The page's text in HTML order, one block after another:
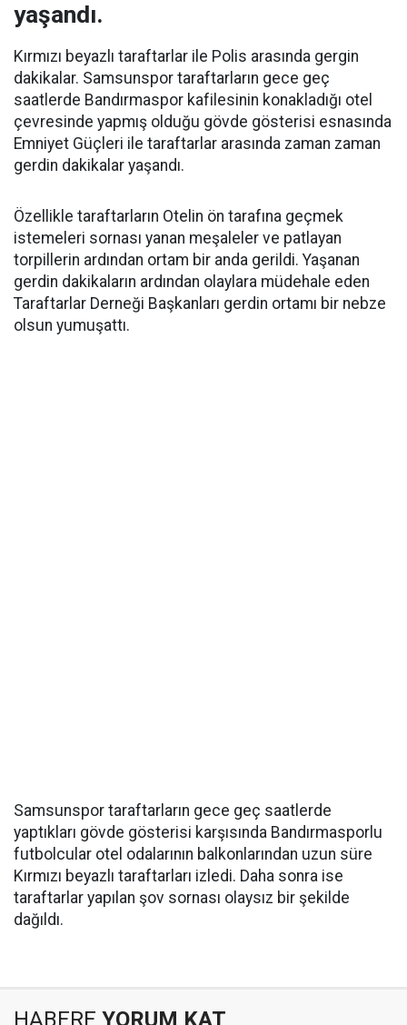
yaşandı.
Kırmızı beyazlı taraftarlar ile Polis arasında gergin
dakikalar. Samsunspor taraftarların gece geç
saatlerde Bandırmaspor kafilesinin konakladığı otel
çevresinde yapmış olduğu gövde gösterisi esnasında
Emniyet Güçleri ile taraftarlar arasında zaman zaman
gerdin dakikalar yaşandı.
Özellikle taraftarların Otelin ön tarafına geçmek
istemeleri sornası yanan meşaleler ve patlayan
torpillerin ardından ortam bir anda gerildi. Yaşanan
gerdin dakikaların ardından olaylara müdehale eden
Taraftarlar Derneği Başkanları gerdin ortamı bir nebze
olsun yumuşattı.
Samsunspor taraftarların gece geç saatlerde
yaptıkları gövde gösterisi karşısında Bandırmasporlu
futbolcular otel odalarının balkonlarından uzun süre
Kırmızı beyazlı taraftarları izledi. Daha sonra ise
taraftarlar yapılan şov sornası olaysız bir şekilde
dağıldı.
HABERE YORUM KAT